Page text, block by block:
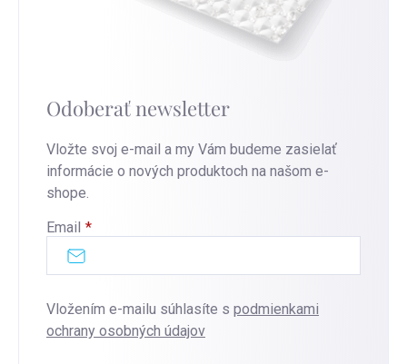
Odoberať newsletter
Vložte svoj e-mail a my Vám budeme zasielať
informácie o nových produktoch na našom e-
shope.
Email
Vložením e-mailu súhlasíte s podmienkami
ochrany osobných údajov